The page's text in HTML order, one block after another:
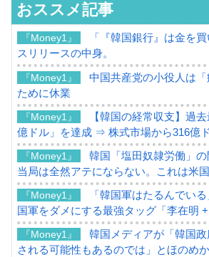
おススメ記事
『Money1』
「『韓国銀行』は金を
スリリースの中身。
『Money1』
中国共産党の小役人は
ために休業
『Money1』
【韓国の経常収支】過
億ドル」を達成 ⇒ 株式市場から316億
『Money1』
韓国「塩田奴隷労働」
当局は全然アテにならない。これは米
『Money1』
「韓国軍はたるんでい
国軍をダメにする最強タッグ「李在明 +
『Money1』
韓国メディアが「韓国
される可能性もあるのでは」とほのめか